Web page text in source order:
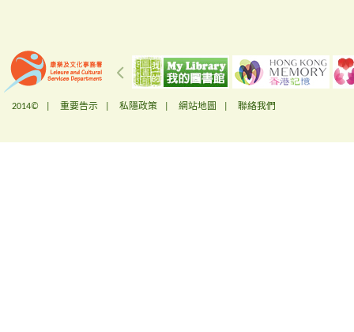
2014© | 重要告示 私隱政策 網站地圖 聯絡我們